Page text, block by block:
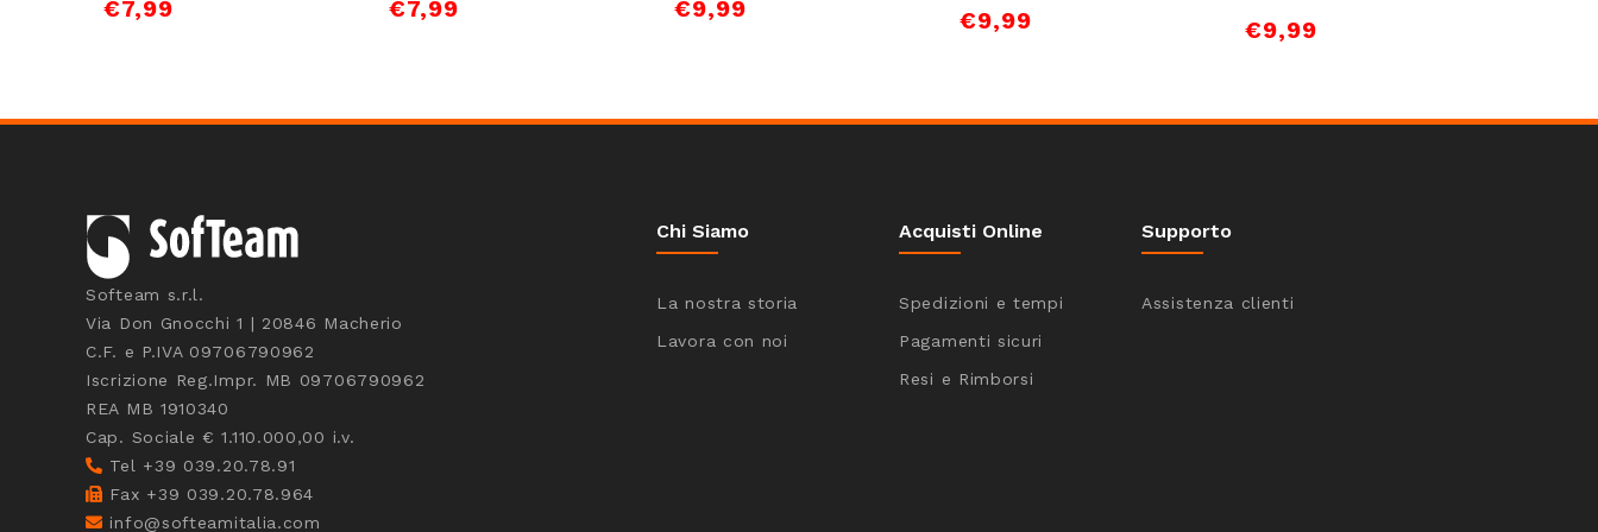
€7,99 €7,99 €9,99 €9,99 €9,99
Softeam s.r.l.
Via Don Gnocchi 1 | 20846 Macherio
C.F. e P.IVA 09706790962
Iscrizione Reg.Impr. MB 09706790962
REA MB 1910340
Cap. Sociale € 1.110.000,00 i.v.
Tel +39 039.20.78.91
Fax +39 039.20.78.964
info@softeamitalia.com
Chi Siamo
La nostra storia
Lavora con noi
Acquisti Online
Spedizioni e tempi
Pagamenti sicuri
Resi e Rimborsi
Supporto
Assistenza clienti